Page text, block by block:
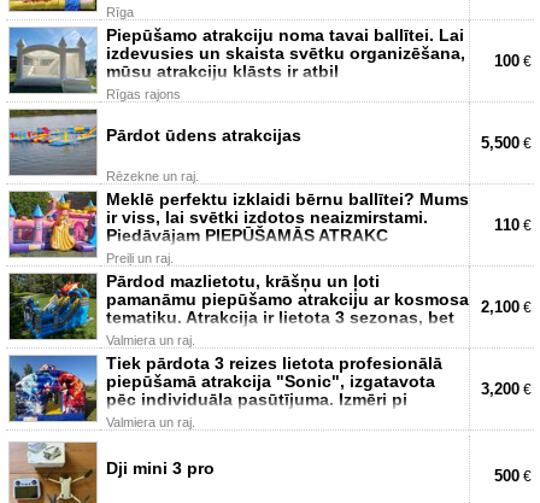
Rīga
Piepūšamo atrakciju noma tavai ballītei. Lai
izdevusies un skaista svētku organizēšana,
mūsu atrakciju klāsts ir atbil
Rīgas rajons
100 €
Pārdot ūdens atrakcijas
Rēzekne un raj.
5,500 €
Meklē perfektu izklaidi bērnu ballītei? Mums
ir viss, lai svētki izdotos neaizmirstami.
Piedāvājam PIEPŪŠAMĀS ATRAKC
Preiļi un raj.
110 €
Pārdod mazlietotu, krāšņu un ļoti
pamanāmu piepūšamo atrakciju ar kosmosa
tematiku. Atrakcija ir lietota 3 sezonas, bet
Valmiera un raj.
2,100 €
Tiek pārdota 3 reizes lietota profesionālā
piepūšamā atrakcija "Sonic", izgatavota
pēc individuāla pasūtījuma. Izmēri pi
Valmiera un raj.
3,200 €
Dji mini 3 pro 500 €